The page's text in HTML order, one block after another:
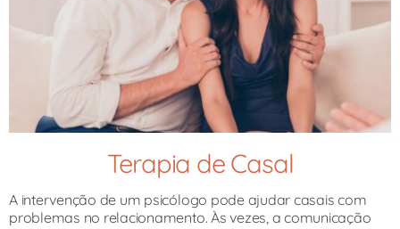
Terapia de Casal
A intervenção de um psicólogo pode ajudar casais com
problemas no relacionamento. Às vezes, a comunicação